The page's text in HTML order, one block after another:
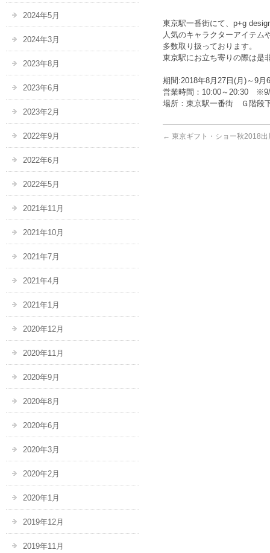
東京駅一番街にて、p+g
人気のキャラクターアイテム
多数取り扱っております。
東京駅にお立ち寄りの際は是
期間:2018年8月27日(月)～9月
営業時間：10:00～20:30 ※9/
場所：東京駅一番街 Ｇ階段
← 東京ギフト・ショー秋2018
2024年5月
2024年3月
2023年8月
2023年6月
2023年2月
2022年9月
2022年6月
2022年5月
2021年11月
2021年10月
2021年7月
2021年4月
2021年1月
2020年12月
2020年11月
2020年9月
2020年8月
2020年6月
2020年3月
2020年2月
2020年1月
2019年12月
2019年11月